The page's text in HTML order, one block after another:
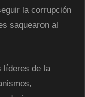
la corrupción
saquearon al
líderes de la